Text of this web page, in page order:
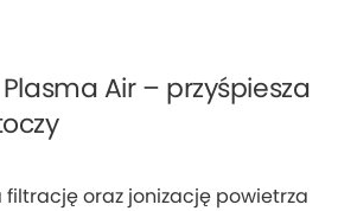
Air – przyśpiesza
oraz jonizację powietrza